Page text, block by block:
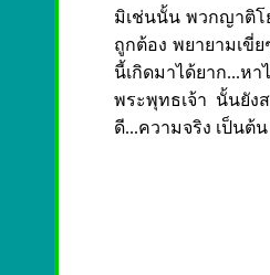
มิเช่นนั้น พวกญาติโ
ถูกต้อง พยายามเขี่
นี้เกิดมาได้ยาก...
พระพุทธเจ้า นั้นยั
ดี...ความจริง เป็นต้